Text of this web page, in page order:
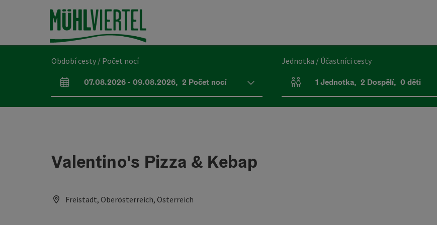
Accesskey
[0]
Navigace Accesskey
[1]
Začátek stránky Accesskey
[2]
Období cesty / Počet nocí
Pole příjezdu a odjezdu
07.08.2026- 09.08.2026, 2 Počet nocí
Jednotka / Účastníci cesty
Počet jednotek a polí pro osoby
1 Jednotka, 2 Dospělí, 0 děti
Valentino's Pizza & Kebap
Freistadt, Oberösterreich, Österreich